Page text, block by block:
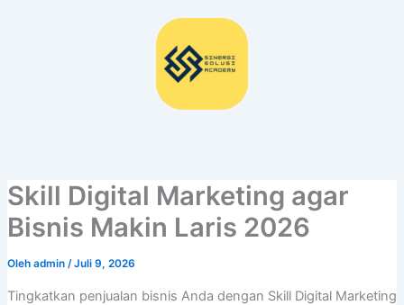
Skill Digital Marketing agar
Bisnis Makin Laris 2026
Oleh admin /Juli 9, 2026
Tingkatkan penjualan bisnis Anda dengan Skill Digital Marketing